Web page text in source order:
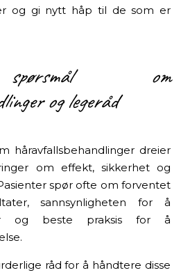
og gi nytt håp til de som er
om
og legeråd
håravfallsbehandlinger dreier
om effekt, sikkerhet og
spør ofte om forventet
sannsynligheten for å
og beste praksis for å
råd for å håndtere disse